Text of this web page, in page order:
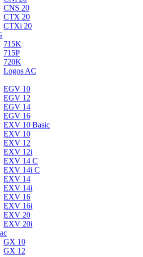
CNS 20
CTX 20
CTXi 20
715K
715P
720K
Logos AC
EGV 10
EGV 12
EGV 14
EGV 16
EXV 10 Basic
EXV 10
EXV 12
EXV 12i
EXV 14 C
EXV 14i C
EXV 14
EXV 14i
EXV 16
EXV 16i
EXV 20
EXV 20i
GX 10
GX 12